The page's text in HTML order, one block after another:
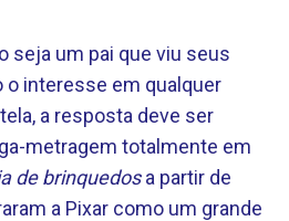
seja um pai que viu seus
interesse em qualquer
a resposta deve ser
metragem totalmente em
de brinquedosa partir de
a Pixar como um grande